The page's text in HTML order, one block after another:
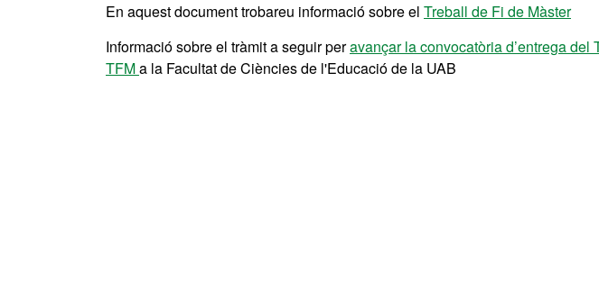
En aquest document trobareu informació sobre el Treball de Fi de Màster
Informació sobre el tràmit a seguir peravançar la convocatòria d’entrega
TFMa la Facultat de Ciències de l'Educació de la UAB